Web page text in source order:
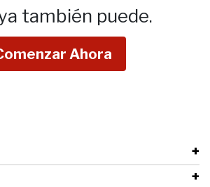
también puede.
Ahora